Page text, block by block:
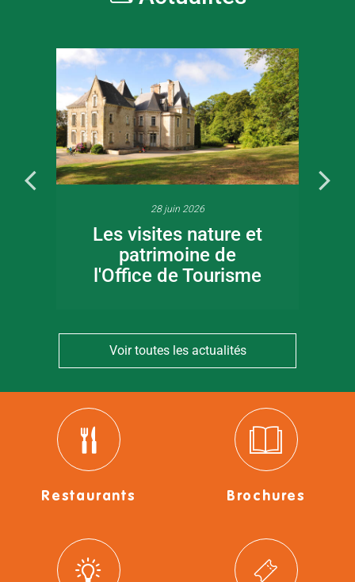
28 juin 2026
Les visites nature et
patrimoine de
l'Office de Tourisme
Voir toutes les actualités
Restaurants Brochures